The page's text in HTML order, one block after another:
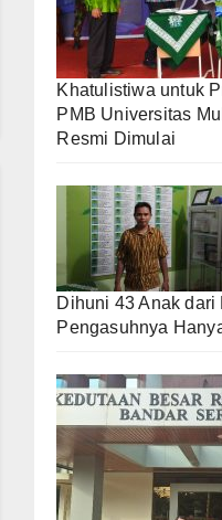
Khatulistiwa untuk
PMB Universitas
Resmi Dimulai
Dihuni 43 Anak dari
Pengasuhnya